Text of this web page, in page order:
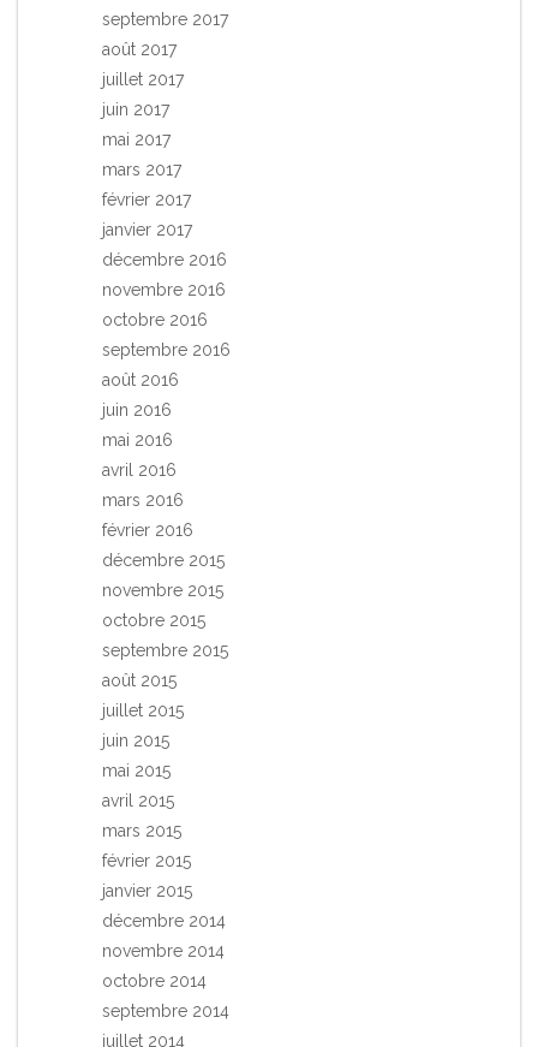
septembre 2017
août 2017
juillet 2017
juin 2017
mai 2017
mars 2017
février 2017
janvier 2017
décembre 2016
novembre 2016
octobre 2016
septembre 2016
août 2016
juin 2016
mai 2016
avril 2016
mars 2016
février 2016
décembre 2015
novembre 2015
octobre 2015
septembre 2015
août 2015
juillet 2015
juin 2015
mai 2015
avril 2015
mars 2015
février 2015
janvier 2015
décembre 2014
novembre 2014
octobre 2014
septembre 2014
juillet 2014